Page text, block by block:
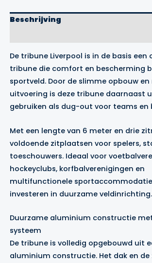
Beschrijving
De tribune Liverpool is in de basis een
tribune die comfort en bescherming
sportveld. Door de slimme opbouw
uitvoering is deze tribune daarnaast
gebruiken als dug-out voor teams en
Met een lengte van 6 meter en drie
voldoende zitplaatsen voor spelers,
toeschouwers. Ideaal voor
hockeyclubs, korfbalverenigingen en
multifunctionele
investeren in duurzame veldinrichting.
Duurzame aluminium constructie
systeem
De tribune is volledig opgebouwd uit
aluminium constructie. Het dak en de